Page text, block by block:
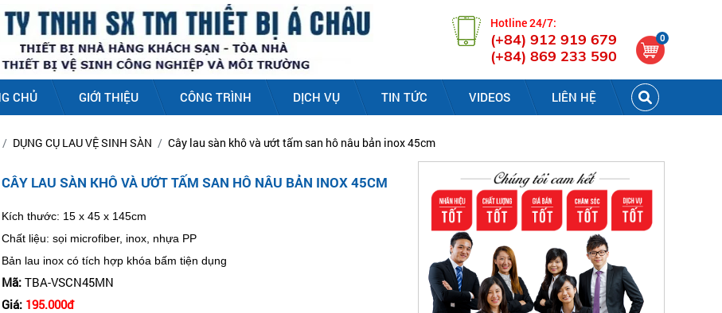
Hotline 24/7:
(+84) 912 919 679
(+84) 869 233 590
0
CHỦ GIỚI THIỆU CÔNG TRÌNH DỊCH VỤ TIN TỨC VIDEOS LIÊN HỆ
DỤNG CỤ LAU VỆ SINH SÀN Cây lau sàn khô và ướt tấm san hô nâu bản inox 45cm
CÂY LAU SÀN KHÔ VÀ ƯỚT TẤM SAN HÔ NÂU BẢN INOX 45CM
Kích thước: 15 x 45 x 145cm
Chất liệu: sọi microfiber, inox, nhựa PP
Bản lau inox có tích hợp khóa bấm tiện dụng
Mã: TBA-VSCN45MN
Giá: 195.000đ